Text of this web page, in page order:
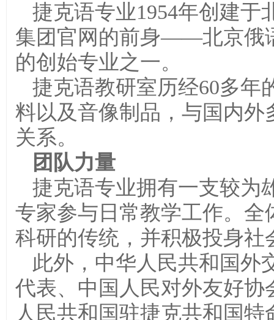
捷克语专业1954年创建于
集团官网的前身——北京俄
的创始专业之一。
捷克语教研室历经60多年
料以及音像制品，与国内
关系。
团队力量
捷克语专业拥有一支较为
专家参与日常教学工作。
科研的传统，并积极投身社
此外，中华人民共和国外
代表、中国人民对外友好
人民共和国驻捷克共和国